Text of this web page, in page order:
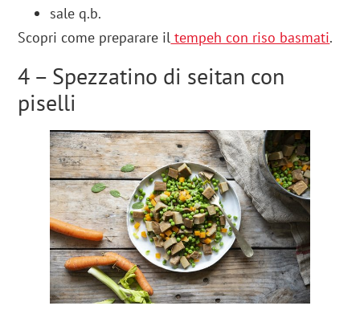
sale q.b.
Scopri come preparare il tempeh con riso basmati.
4 – Spezzatino di seitan con
piselli